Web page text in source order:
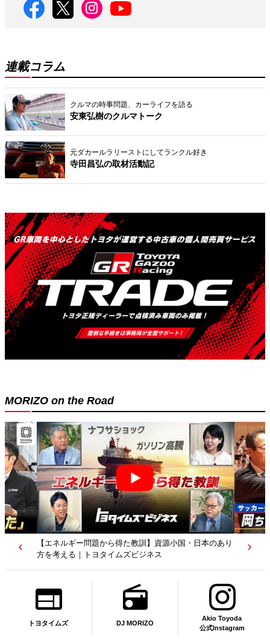
連載コラム
クルマの時事問題、カーライフを語る
安東弘樹のクルマトーク
元ダカールラリーストにしてランクル好き
寺田昌弘の取材活動記
MORIZO on the Road
【エネルギー問題から得た教訓】資源小国・日本のあり
方を考える｜トヨタイムズビジネス
トヨタイムズ DJ MORIZO
Akio Toyoda
公式Instagram